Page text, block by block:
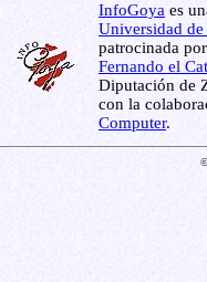
InfoGoya es
Universidad de
patrocinada
Fernando el
Diputación de
con la
Computer.